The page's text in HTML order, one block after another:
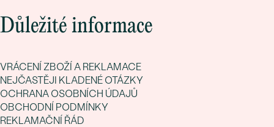
Důležité informace
VRÁCENÍ ZBOŽÍ A REKLAMACE
NEJČASTĚJI KLADENÉ OTÁZKY
OCHRANA OSOBNÍCH ÚDAJŮ
OBCHODNÍ PODMÍNKY
REKLAMAČNÍ ŘÁD